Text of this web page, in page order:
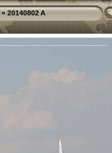
»20140802 A